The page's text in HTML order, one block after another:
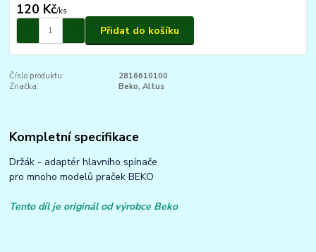
120 Kč/ks
Přidat do košíku
Číslo produktu:
2816610100
Značka:
Beko, Altus
Kompletní specifikace
Držák - adaptér hlavního spínače
pro mnoho modelů praček BEKO
Tento díl je originál od výrobce Beko